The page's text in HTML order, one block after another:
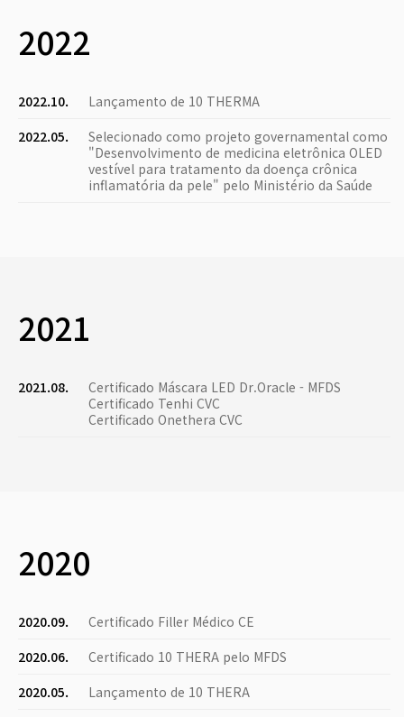
2022
2022.10.
Lançamento de 10 THERMA
2022.05.
Selecionado como projeto governamental como
"Desenvolvimento de medicina eletrônica OLED
vestível para tratamento da doença crônica
inflamatória da pele" pelo Ministério da Saúde
2021
2021.08.
Certificado Máscara LED Dr.Oracle - MFDS
Certificado Tenhi CVC
Certificado Onethera CVC
2020
2020.09.
Certificado Filler Médico CE
2020.06.
Certificado 10 THERA pelo MFDS
2020.05.
Lançamento de 10 THERA